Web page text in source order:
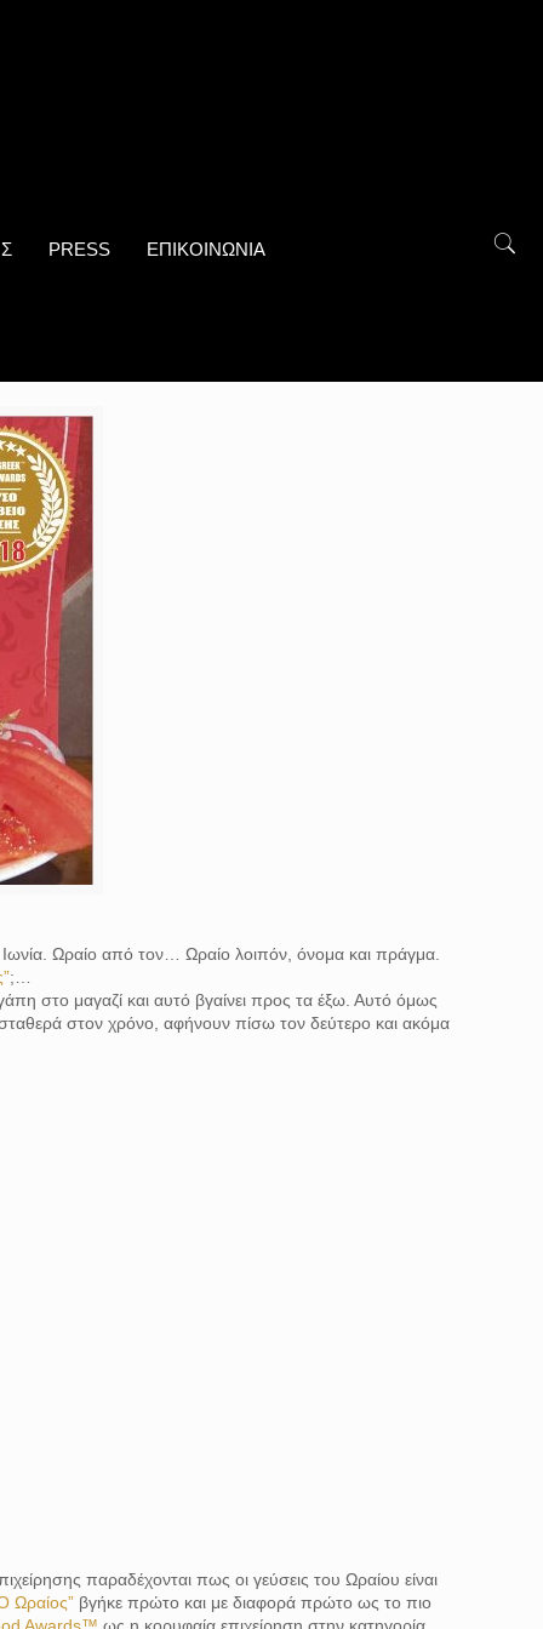
PRESS ΕΠΙΚΟΙΝΩΝΙΑ
Ωραίο από τον… Ωραίο λοιπόν, όνομα και πράγμα.
;…
στο μαγαζί και αυτό βγαίνει προς τα έξω. Αυτό όμως
στον χρόνο, αφήνουν πίσω τον δεύτερο και ακόμα
παραδέχονται πως οι γεύσεις του Ωραίου είναι
Ωραίος” βγήκε πρώτο και με διαφορά πρώτο ως το πιο